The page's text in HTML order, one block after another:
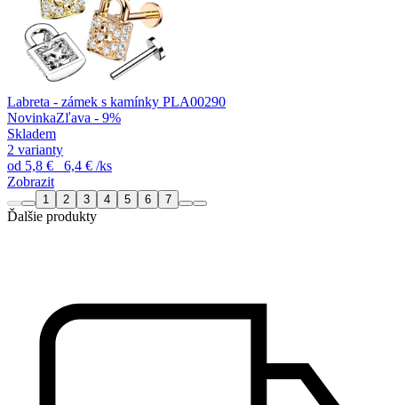
Labreta - zámek s kamínky PLA00290
NovinkaZľava - 9%
Skladem
2 varianty
od 5,8 € 6,4 € /ks
Zobrazit
1 2 3 4 5 6 7
Ďalšie produkty